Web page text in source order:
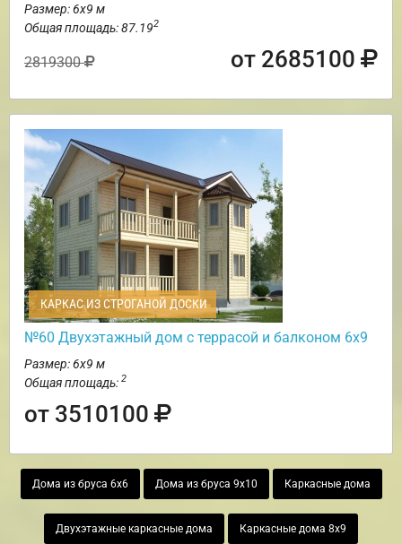
Размер: 6х9 м
Общая площадь: 87.192
2819300 от 2685100
КАРКАС ИЗ СТРОГАНОЙ ДОСКИ
№60 Двухэтажный дом с террасой и балконом 6х9
Размер: 6х9 м
Общая площадь: 2
от 3510100
Дома из бруса 6х6 Дома из бруса 9х10 Каркасные дома
Двухэтажные каркасные дома Каркасные дома 8х9